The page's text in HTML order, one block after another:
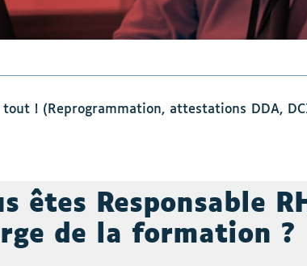
! (Reprogrammation, attestations DDA,
êtes Responsable
de la formation ?